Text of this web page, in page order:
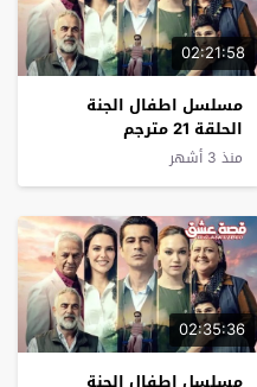
02:21:58
مسلسل اطفال الجنة
الحلقة 21 مترجم
منذ 3 أشهر
02:35:36